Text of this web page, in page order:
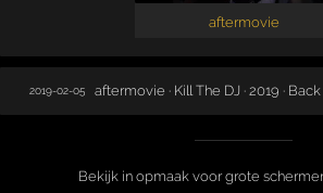
aftermovie
2019-02-05 aftermovie · Kill The DJ · 2019 ·
Bekijk in opmaak voor grote